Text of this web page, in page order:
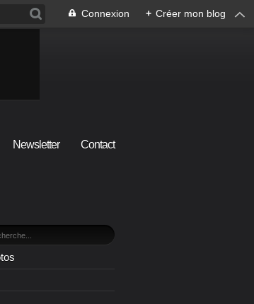
Connexion + Créer mon blog
Newsletter Contact